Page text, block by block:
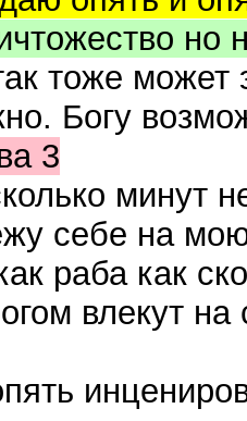
но
тоже может
Богу
3
минут
себе на
раба как
влекут на